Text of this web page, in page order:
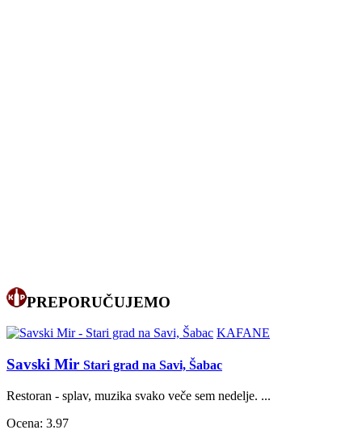
PREPORUČUJEMO
KAFANE
Savski Mir Stari grad na Savi, Šabac
Restoran - splav, muzika svako veče sem nedelje. ...
Ocena: 3.97